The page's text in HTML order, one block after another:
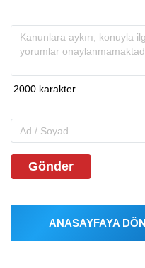
Gönder
ANASAYFAYA